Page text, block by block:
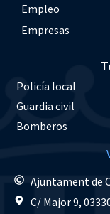
Empleo
Empresas
Policía local
Guardia civil
Bomberos
Ajuntament de
C/ Major 9,